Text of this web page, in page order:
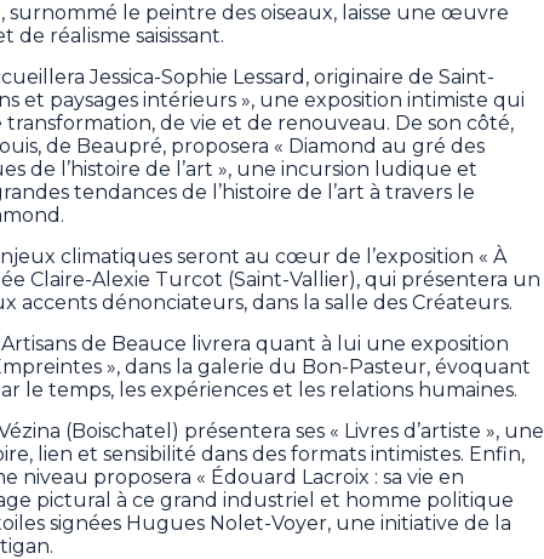
surnommé le peintre des oiseaux, laisse une œuvre
de réalisme saisissant.
Jessica-Sophie Lessard, originaire de Saint-
et paysages intérieurs », une exposition intimiste qui
de vie et de renouveau. De son côté,
de Beaupré, proposera « Diamond au gré des
de l’histoire de l’art », une incursion ludique et
tendances de l’histoire de l’art à travers le
climatiques seront au cœur de l’exposition « À
Claire-Alexie Turcot (Saint-Vallier), qui présentera un
accents dénonciateurs, dans la salle des Créateurs.
de Beauce livrera quant à lui une exposition
», dans la galerie du Bon-Pasteur, évoquant
le temps, les expériences et les relations humaines.
(Boischatel) présentera ses « Livres d’artiste », une
lien et sensibilité dans des formats intimistes. Enfin,
niveau proposera « Édouard Lacroix : sa vie en
pictural à ce grand industriel et homme politique
signées Hugues Nolet-Voyer, une initiative de la